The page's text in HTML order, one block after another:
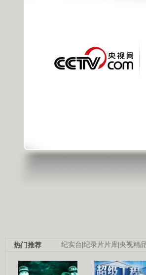
纪实台 纪录片片库 央视精
热门推荐